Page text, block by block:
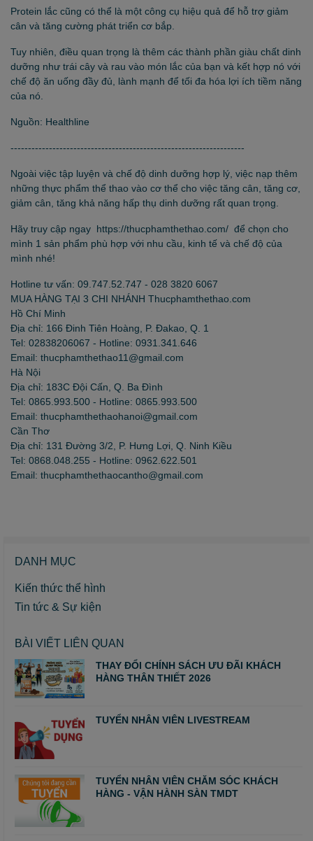
Protein lắc cũng có thể là một công cụ hiệu quả để hỗ trợ giảm
cân và tăng cường phát triển cơ bắp.
Tuy nhiên, điều quan trọng là thêm các thành phần giàu chất dinh
dưỡng như trái cây và rau vào món lắc của bạn và kết hợp nó với
chế độ ăn uống đầy đủ, lành mạnh để tối đa hóa lợi ích tiềm năng
của nó.
Nguồn: Healthline
-------------------------------------------------------------------
Ngoài việc tập luyện và chế độ dinh dưỡng hợp lý, việc nạp thêm
những thực phẩm thể thao vào cơ thể cho việc tăng cân, tăng cơ,
giảm cân, tăng khả năng hấp thụ dinh dưỡng rất quan trọng.
Hãy truy cập ngay https://thucphamthethao.com/ để chọn cho
mình 1 sản phẩm phù hợp với nhu cầu, kinh tế và chế độ của
mình nhé!
Hotline tư vấn: 09.747.52.747 - 028 3820 6067
MUA HÀNG TẠI 3 CHI NHÁNH Thucphamthethao.com
Hồ Chí Minh
Địa chỉ: 166 Đinh Tiên Hoàng, P. Đakao, Q. 1
Tel: 02838206067 - Hotline: 0931.341.646
Email: thucphamthethao11@gmail.com
Hà Nội
Địa chỉ: 183C Đội Cấn, Q. Ba Đình
Tel: 0865.993.500 - Hotline: 0865.993.500
Email: thucphamthethaohanoi@gmail.com
Cần Thơ
Địa chỉ: 131 Đường 3/2, P. Hưng Lợi, Q. Ninh Kiều
Tel: 0868.048.255 - Hotline: 0962.622.501
Email: thucphamthethaocantho@gmail.com
DANH MỤC
Kiến thức thể hình
Tin tức & Sự kiện
BÀI VIẾT LIÊN QUAN
THAY ĐỔI CHÍNH SÁCH ƯU ĐÃI KHÁCH
HÀNG THÂN THIẾT 2026
TUYỂN NHÂN VIÊN LIVESTREAM
TUYỂN NHÂN VIÊN CHĂM SÓC KHÁCH
HÀNG - VẬN HÀNH SÀN TMDT